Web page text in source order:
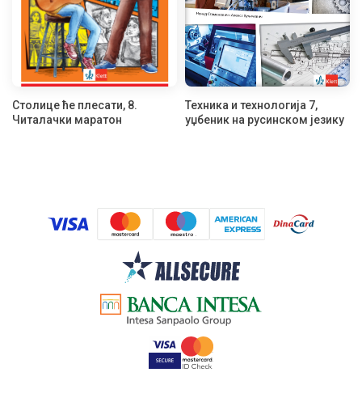
Столице ће плесати, 8.
Читалачки маратон
Техника и технологија 7,
уџбеник на русинском језику